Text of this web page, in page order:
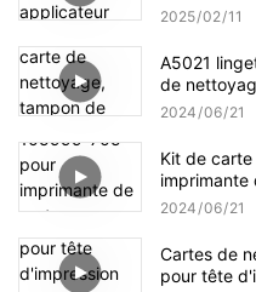
2025 02 11
A5021
de
de
2024 06 21
Kit de
imprimante
2024 06 21
Cartes de
pour tête